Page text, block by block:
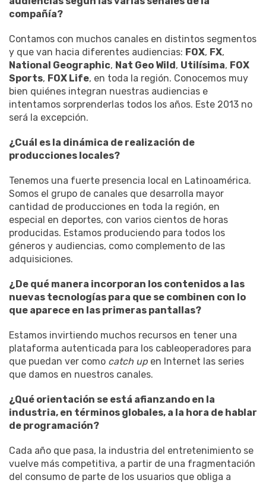
compañía?
Contamos con muchos canales en distintos segmentos
y que van hacia diferentes audiencias: FOX, FX,
National Geographic, Nat Geo Wild, Utilísima, FOX
Sports, FOX Life, en toda la región. Conocemos muy
bien quiénes integran nuestras audiencias e
intentamos sorprenderlas todos los años. Este 2013 no
será la excepción.
¿Cuál es la dinámica de realización de
producciones locales?
Tenemos una fuerte presencia local en Latinoamérica.
Somos el grupo de canales que desarrolla mayor
cantidad de producciones en toda la región, en
especial en deportes, con varios cientos de horas
producidas. Estamos produciendo para todos los
géneros y audiencias, como complemento de las
adquisiciones.
¿De qué manera incorporan los contenidos a las
nuevas tecnologías para que se combinen con lo
que aparece en las primeras pantallas?
Estamos invirtiendo muchos recursos en tener una
plataforma autenticada para los cableoperadores para
que puedan ver como catch up en Internet las series
que damos en nuestros canales.
¿Qué orientación se está afianzando en la
industria, en términos globales, a la hora de hablar
de programación?
Cada año que pasa, la industria del entretenimiento se
vuelve más competitiva, a partir de una fragmentación
del consumo de parte de los usuarios que obliga a